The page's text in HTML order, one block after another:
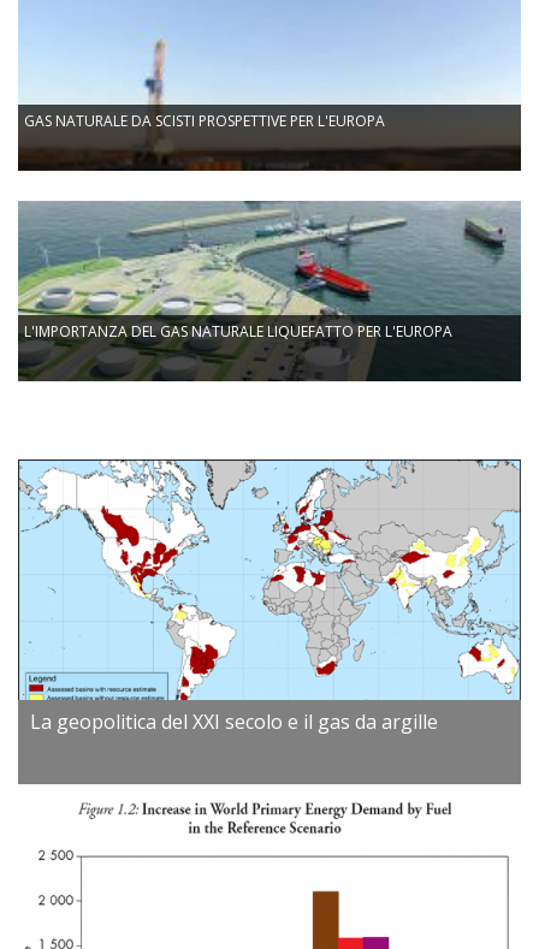
GAS NATURALE DA SCISTI PROSPETTIVE PER L'EUROPA
L'IMPORTANZA DEL GAS NATURALE LIQUEFATTO PER L'EUROPA
La geopolitica del XXI secolo e il gas da argille